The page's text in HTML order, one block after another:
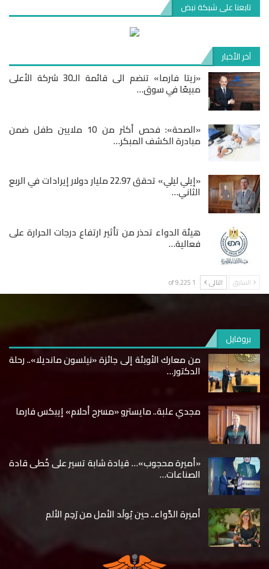
تابعنا على شبكة نبض
آخر الأخبار
«زيتا فارما» تنضم الى قائمة الـ30 شركة الأعلى
مبيعًا في سوق…
«الصحة»: فحص أكثر من 10 ملايين طفل ضمن
مبادرة الكشف المبكر…
«إيلي ليلي» تحقق 22.97 مليار دولار إيرادات في الربع
الثاني…
هيئة الدواء تحذر من تأثير ارتفاع درجات الحرارة على
فعالية…
السابق التالى 1 of 9٬225
بروفايل
من معارك الأوبئة إلى جائزة «نيلسون مانديلا».. رحلة
الدكتور…
مجدي علبة.. مايسترو «مسرح أحلام» إيبكس فارما
«أميرة محجوب»… قيادة شابة تسير على خُطى قادة
الصناعات…
أميرة الدَّواء.. حين يُولَد الأمل من رَحِم الألم